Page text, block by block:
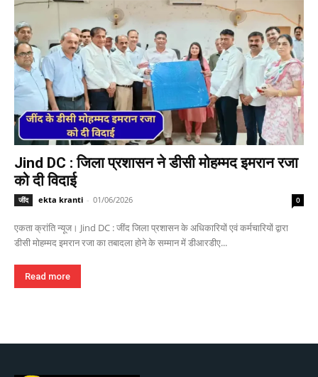
Jind DC : जिला प्रशासन ने डीसी मोहम्मद इमरान रजा
को दी विदाई
जींद ekta kranti - 01/06/2026 0
एकता क्रांति न्यूज। Jind DC : जींद जिला प्रशासन के अधिकारियों एवं कर्मचारियों द्वारा
डीसी मोहम्मद इमरान रजा का तबादला होने के सम्मान में डीआरडीए...
Read more